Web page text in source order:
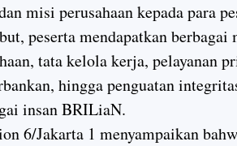
misi perusahaan kepada para
peserta mendapatkan berbagai
tata kelola kerja, pelayanan
hingga penguatan
insan BRILiaN.
6/Jakarta 1 menyampaikan